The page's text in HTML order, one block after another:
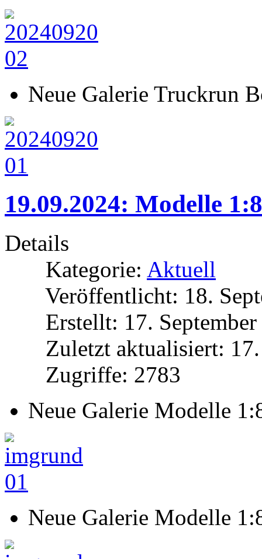
Neue Galerie Truckrun
19.09.2024: Modelle
Details
Kategorie: Aktuell
Veröffentlicht: 18.
Erstellt: 17.
Zuletzt aktualisiert:
Zugriffe: 2783
Neue Galerie Modelle
Neue Galerie Modelle